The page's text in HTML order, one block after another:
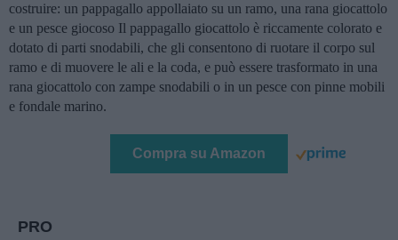
costruire: un pappagallo appollaiato su un ramo, una rana giocattolo
e un pesce giocoso Il pappagallo giocattolo è riccamente colorato e
dotato di parti snodabili, che gli consentono di ruotare il corpo sul
ramo e di muovere le ali e la coda, e può essere trasformato in una
rana giocattolo con zampe snodabili o in un pesce con pinne mobili
e fondale marino.
Compra su Amazon
PRO